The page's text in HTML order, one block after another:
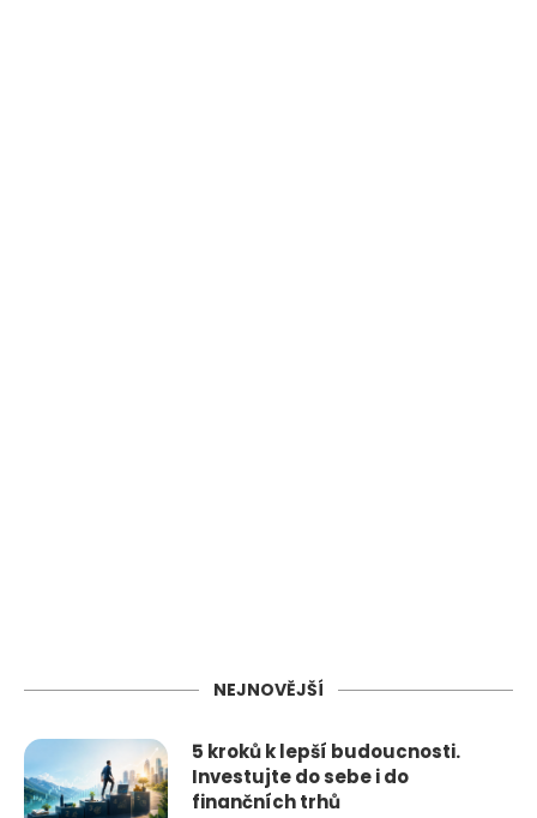
NEJNOVĚJŠÍ
5 kroků k lepší budoucnosti.
Investujte do sebe i do
finančních trhů